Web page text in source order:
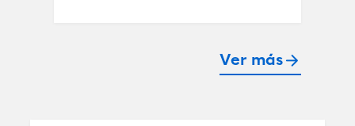
Ver másarrow_forward